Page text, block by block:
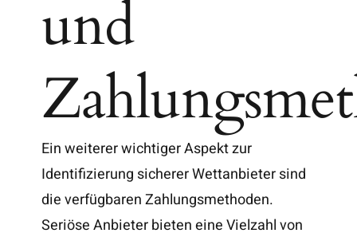
und
Ein weiterer wichtiger Aspekt zur
Identifizierung sicherer Wettanbieter sind
die verfügbaren Zahlungsmethoden.
Seriöse Anbieter bieten eine Vielzahl von